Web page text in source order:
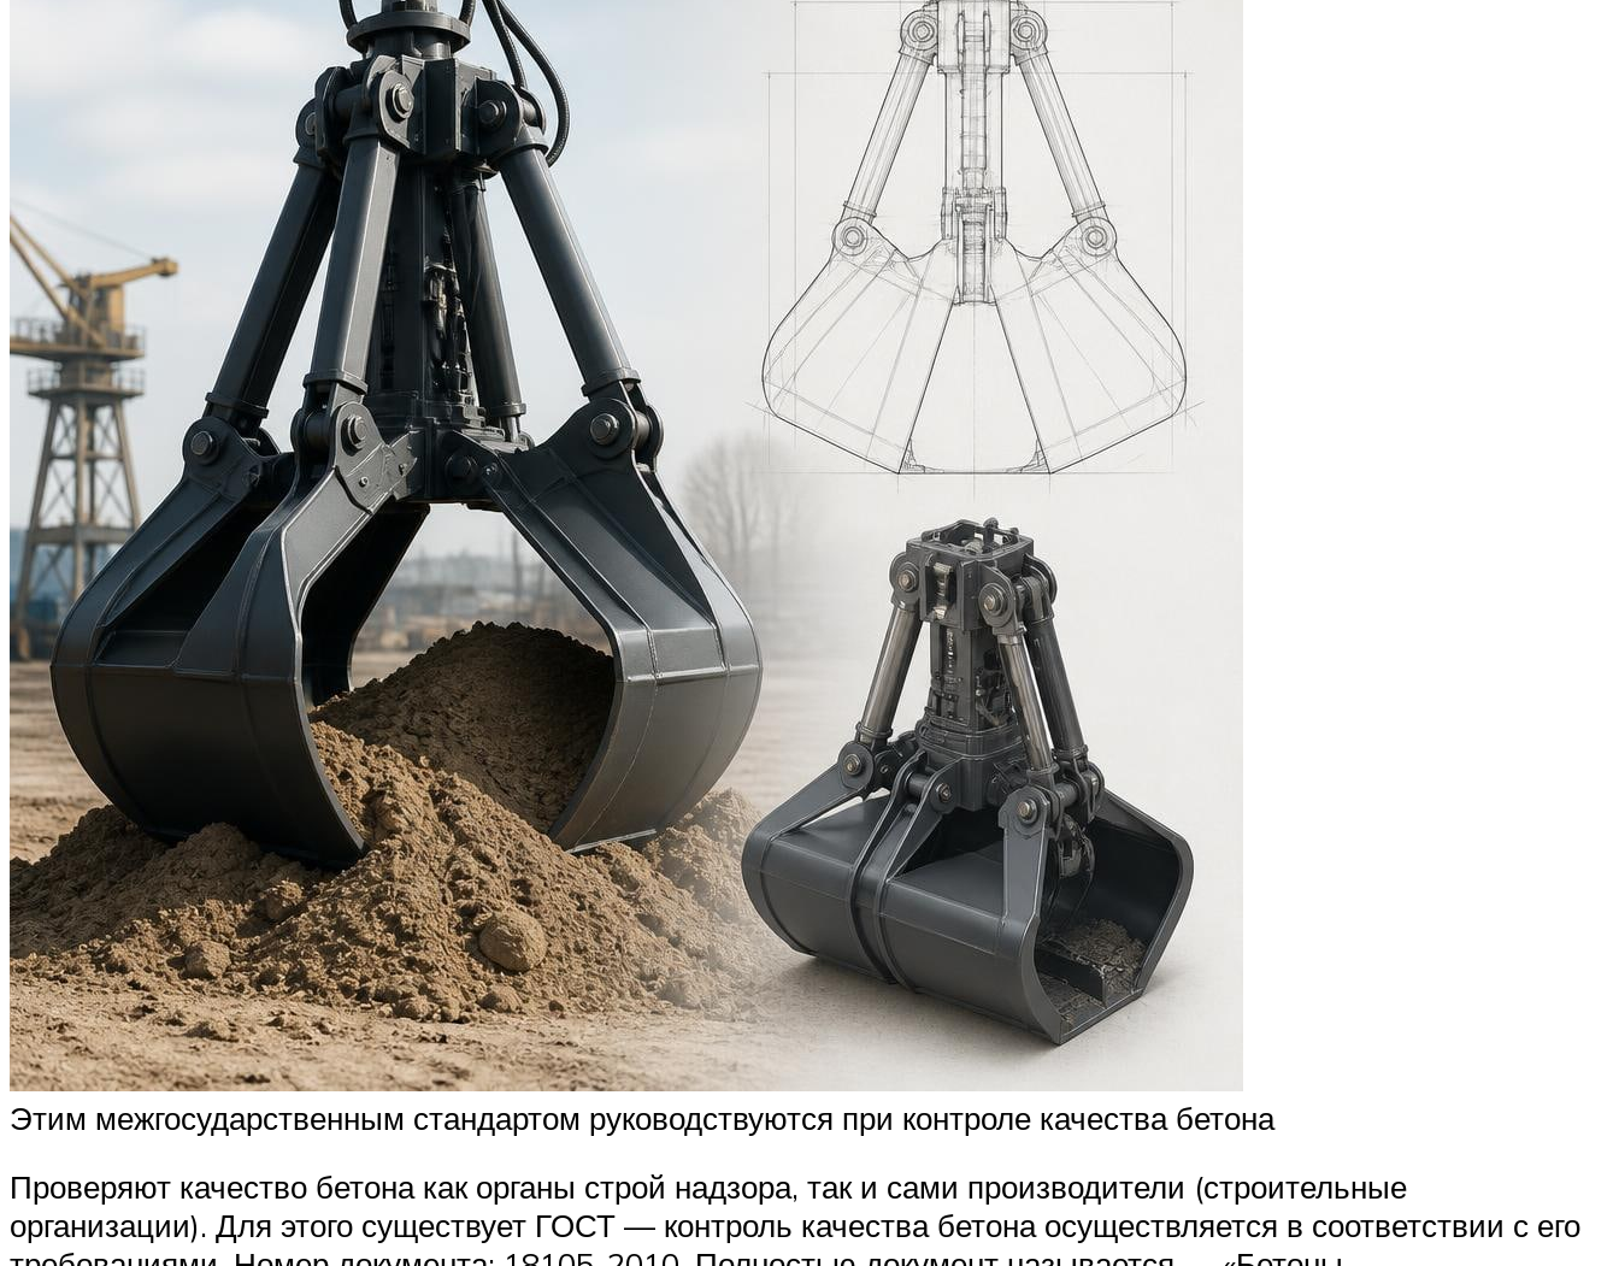
Этим межгосударственным стандартом руководствуются при контроле качества бетона
Проверяют качество бетона как органы строй надзора, так и сами производители (строительные
организации). Для этого существует ГОСТ — контроль качества бетона осуществляется в соответствии с его